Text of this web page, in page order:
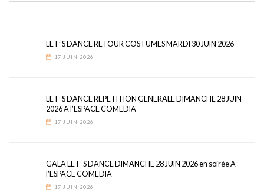
LET’ S DANCE RETOUR COSTUMES MARDI 30 JUIN 2026
17 JUIN 2026
LET’ S DANCE REPETITION GENERALE DIMANCHE 28 JUIN
2026 A l’ESPACE COMEDIA
17 JUIN 2026
GALA LET’ S DANCE DIMANCHE 28 JUIN 2026 en soirée A
l’ESPACE COMEDIA
17 JUIN 2026